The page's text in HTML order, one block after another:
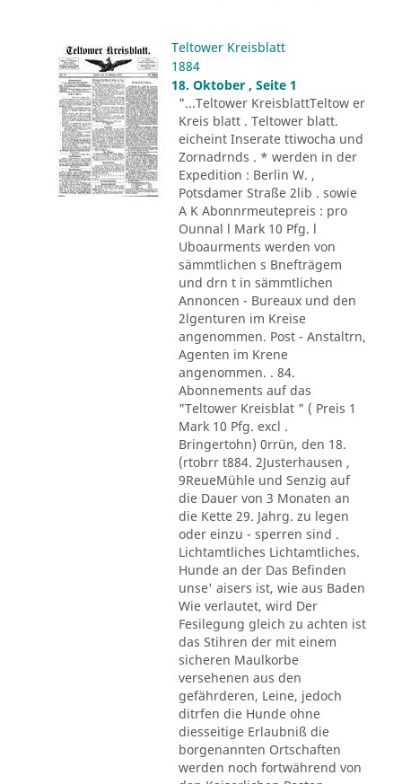
Teltower Kreisblatt
1884
18. Oktober , Seite 1
"...Teltower KreisblattTeltow er
Kreis blatt . Teltower blatt.
eicheint Inserate ttiwocha und
Zornadrnds . * werden in der
Expedition : Berlin W. ,
Potsdamer Straße 2lib . sowie
A K Abonnrmeutepreis : pro
Ounnal l Mark 10 Pfg. l
Uboaurments werden von
sämmtlichen s Bnefträgem
und drn t in sämmtlichen
Annoncen - Bureaux und den
2lgenturen im Kreise
angenommen. Post - Anstaltrn,
Agenten im Krene
angenommen. . 84.
Abonnements auf das
"Teltower Kreisblat " ( Preis 1
Mark 10 Pfg. excl .
Bringertohn) 0rrün, den 18.
(rtobrr t884. 2Justerhausen ,
9ReueMühle und Senzig auf
die Dauer von 3 Monaten an
die Kette 29. Jahrg. zu legen
oder einzu - sperren sind .
Lichtamtliches Lichtamtliches.
Hunde an der Das Befinden
unse' aisers ist, wie aus Baden
Wie verlautet, wird Der
Fesilegung gleich zu achten ist
das Stihren der mit einem
sicheren Maulkorbe
versehenen aus den
gefährderen, Leine, jedoch
ditrfen die Hunde ohne
diesseitige Erlaubniß die
borgenannten Ortschaften
werden noch fortwährend von